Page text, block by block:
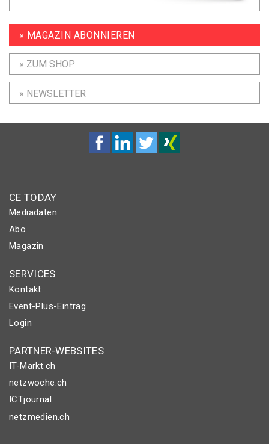
» MAGAZIN ABONNIEREN
» ZUM SHOP
» NEWSLETTER
CE TODAY
Mediadaten
Abo
Magazin
SERVICES
Kontakt
Event-Plus-Eintrag
Login
PARTNER-WEBSITES
IT-Markt.ch
netzwoche.ch
ICTjournal
netzmedien.ch